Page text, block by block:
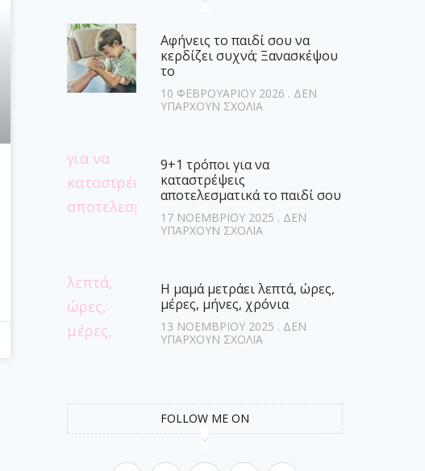
Αφήνεις το παιδί σου να
κερδίζει συχνά; Ξανασκέψου
το
10 ΦΕΒΡΟΥΑΡΊΟΥ 2026
ΔΕΝ
ΥΠΆΡΧΟΥΝ ΣΧΌΛΙΑ
9+1 τρόποι για να
καταστρέψεις
αποτελεσματικά το παιδί σου
17 ΝΟΕΜΒΡΊΟΥ 2025
ΔΕΝ
ΥΠΆΡΧΟΥΝ ΣΧΌΛΙΑ
Η μαμά μετράει λεπτά, ώρες,
μέρες, μήνες, χρόνια
13 ΝΟΕΜΒΡΊΟΥ 2025
ΔΕΝ
ΥΠΆΡΧΟΥΝ ΣΧΌΛΙΑ
FOLLOW ME ON